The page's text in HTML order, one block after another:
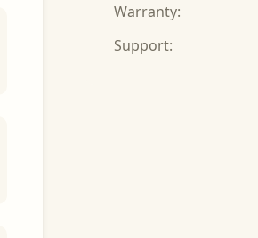
Warranty:
Support: